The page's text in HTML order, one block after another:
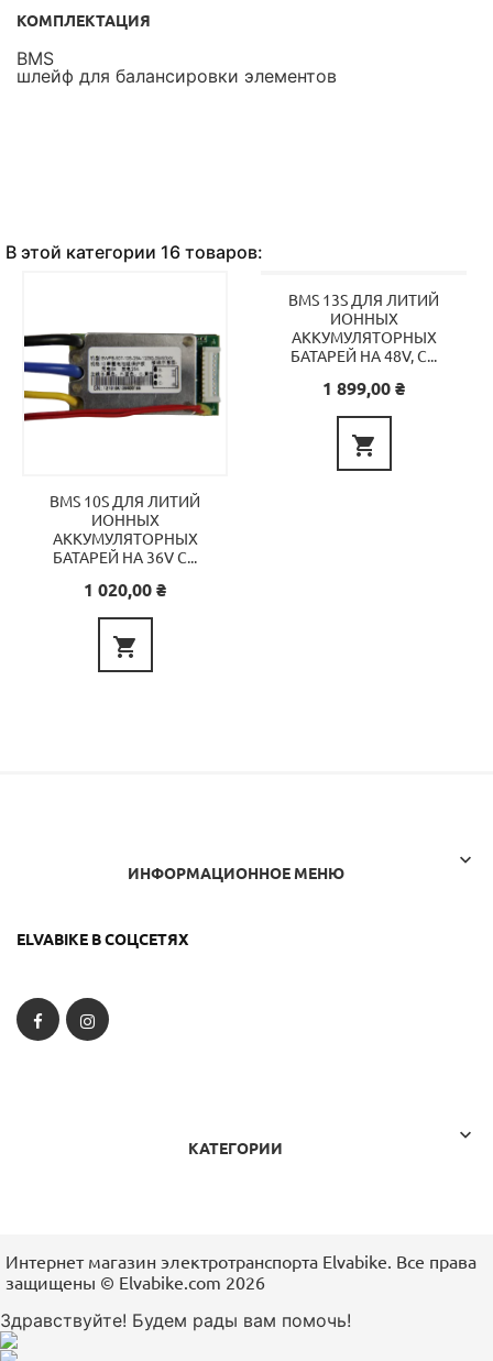
КОМПЛЕКТАЦИЯ
BMS
шлейф для балансировки элементов
В этой категории 16 товаров:
BMS 10S ДЛЯ ЛИТИЙ
ИОННЫХ
АККУМУЛЯТОРНЫХ
БАТАРЕЙ НА 36V C...
Цена
1 020,00 ₴

BMS 13S ДЛЯ ЛИТИЙ
ИОННЫХ
АККУМУЛЯТОРНЫХ
БАТАРЕЙ НА 48V, С...
Цена
1 899,00 ₴

ИНФОРМАЦИОННОЕ МЕНЮ

ELVABIKE В СОЦСЕТЯХ
КАТЕГОРИИ

Интернет магазин электротранспорта Elvabike. Все права
защищены ©️ Elvabike.com 2026
Здравствуйте! Будем рады вам помочь!